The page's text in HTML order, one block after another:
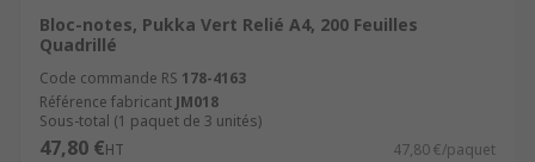
Bloc-notes, Pukka Vert Relié A4, 200 Feuilles
Quadrillé
Code commande RS 178-4163
Référence fabricant JM018
Sous-total (1 paquet de 3 unités)
47,80 €HT 47,80 €/paquet